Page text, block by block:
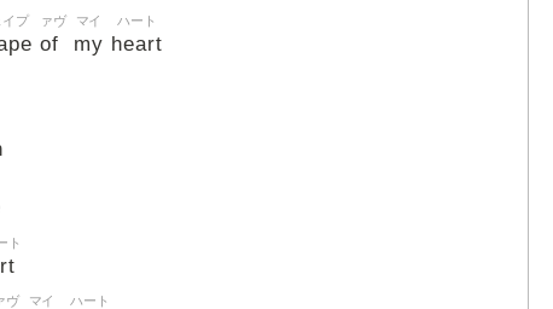
イプ
of
ァヴ
my
マイ
heart
ハート
ト
ヴ マイ ハート